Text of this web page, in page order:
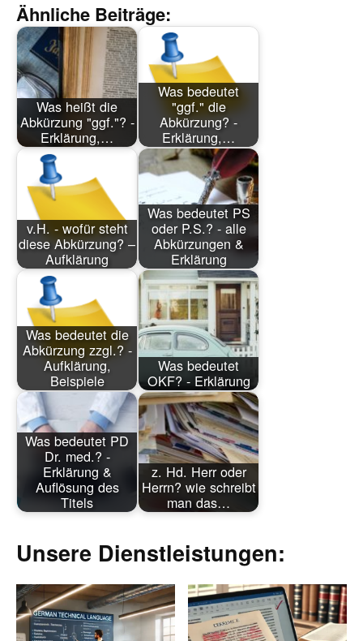
Ähnliche Beiträge:
Was heißt die
Abkürzung "ggf."? -
Erklärung,…
Was bedeutet
"ggf." die
Abkürzung? -
Erklärung,…
v.H. - wofür steht
diese Abkürzung? –
Aufklärung
Was bedeutet PS
oder P.S.? - alle
Abkürzungen &
Erklärung
Was bedeutet die
Abkürzung zzgl.? -
Aufklärung,
Beispiele
Was bedeutet
OKF? - Erklärung
Was bedeutet PD
Dr. med.? -
Erklärung &
Auflösung des
Titels
z. Hd. Herr oder
Herrn? wie schreibt
man das…
Unsere Dienstleistungen: